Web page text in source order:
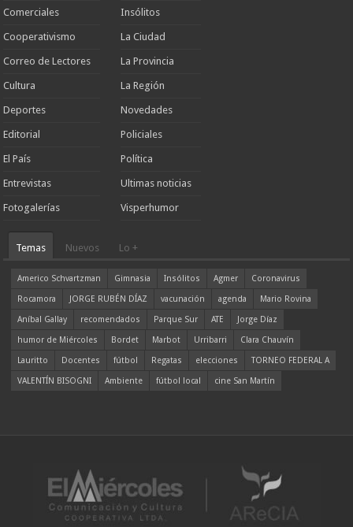
Comerciales
Cooperativismo
Correo de Lectores
Cultura
Deportes
Editorial
El País
Entrevistas
Fotogalerías
Insólitos
La Ciudad
La Provincia
La Región
Novedades
Policiales
Política
Ultimas noticias
Visperhumor
Temas Nuevos Lo +
Americo Schvartzman Gimnasia Insólitos Agmer
Coronavirus
Rocamora
JORGE RUBÉN DÍAZ vacunación agenda
Mario Rovina
Aníbal Gallay
recomendados Parque Sur ATE
Jorge Díaz
humor de Miércoles
Bordet Marbot Urribarri
Clara Chauvín
Lauritto
Docentes fútbol Regatas elecciones
TORNEO FEDERAL A
VALENTÍN BISOGNI
Ambiente fútbol local cine San Martín